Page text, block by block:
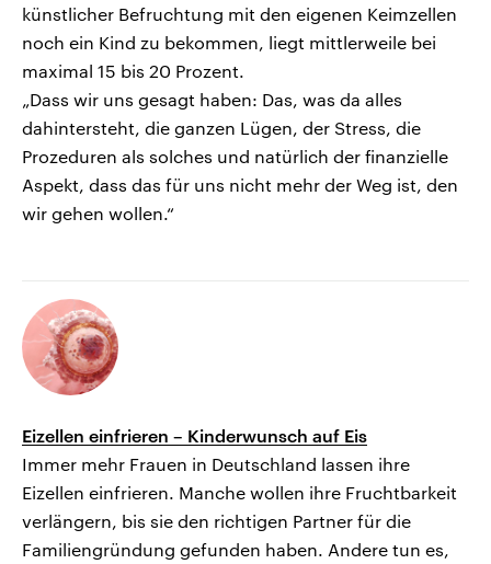
künstlicher Befruchtung mit den eigenen Keimzellen
noch ein Kind zu bekommen, liegt mittlerweile bei
maximal 15 bis 20 Prozent.
„Dass wir uns gesagt haben: Das, was da alles
dahintersteht, die ganzen Lügen, der Stress, die
Prozeduren als solches und natürlich der finanzielle
Aspekt, dass das für uns nicht mehr der Weg ist, den
wir gehen wollen.“
Eizellen einfrieren – Kinderwunsch auf Eis
Immer mehr Frauen in Deutschland lassen ihre
Eizellen einfrieren. Manche wollen ihre Fruchtbarkeit
verlängern, bis sie den richtigen Partner für die
Familiengründung gefunden haben. Andere tun es,